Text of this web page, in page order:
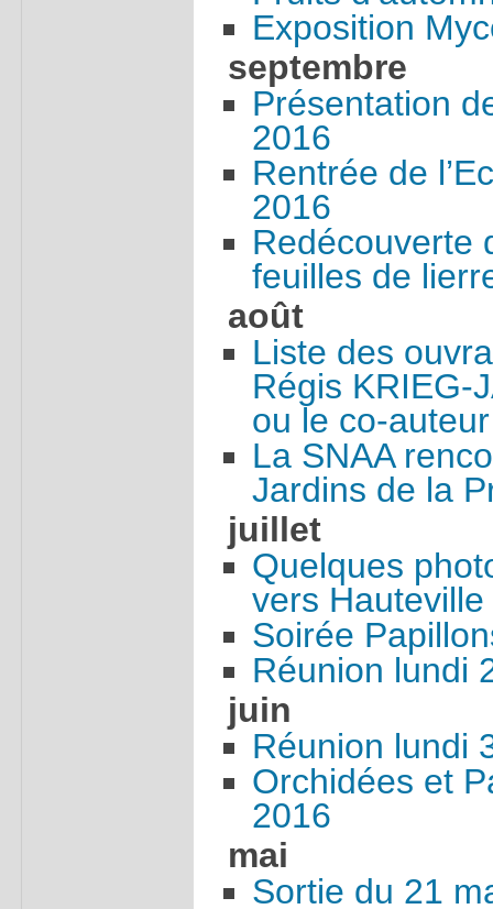
Exposition
septembre
Présentation
2016
Rentrée de
2016
Redécouverte
feuilles de
août
Liste des
Régis KRIEG-
ou le co-auteur
La SNAA
Jardins de la
juillet
Quelques
vers Hauteville
Soirée
Réunion lundi
juin
Réunion lundi
Orchidées et
2016
mai
Sortie du 21